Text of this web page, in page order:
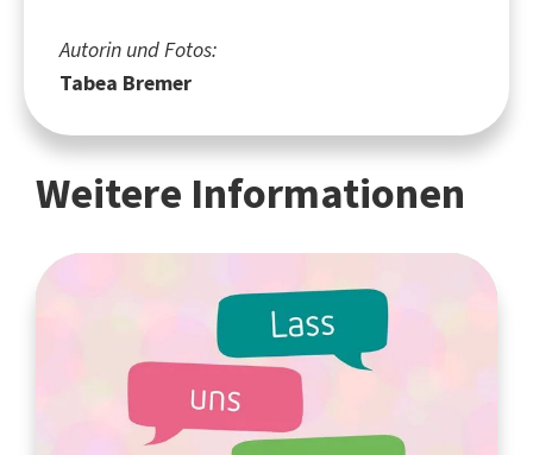
Autorin und Fotos:
Tabea Bremer
Weitere Informationen